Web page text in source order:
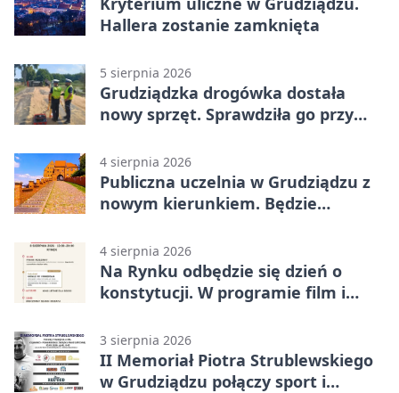
Hallera zostanie zamknięta
5 sierpnia 2026
Grudziądzka drogówka dostała
nowy sprzęt. Sprawdziła go przy
4 sierpnia 2026
Publiczna uczelnia w Grudziądzu z
nowym kierunkiem. Będzie
4 sierpnia 2026
Na Rynku odbędzie się dzień o
konstytucji. W programie film i
3 sierpnia 2026
II Memoriał Piotra Strublewskiego
w Grudziądzu połączy sport i